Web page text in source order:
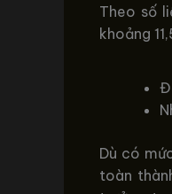
Theo số
khoảng
Dù có
toàn